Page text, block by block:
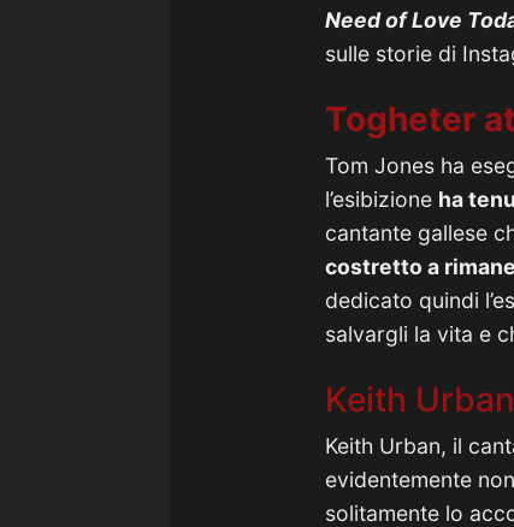
Need of Love
sulle storie di
Togheter
Tom Jones ha
l’esibizione ha
cantante gallese
costretto a
dedicato quindi
salvargli la vita e
Keith
Keith Urban, il
evidentemente
solitamente lo